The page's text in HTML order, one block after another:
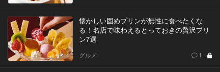
懐かしい固めプリンが無性に食べたくな
る！名店で味わえるとっておきの贅沢プリ
ン7選
グルメ 1